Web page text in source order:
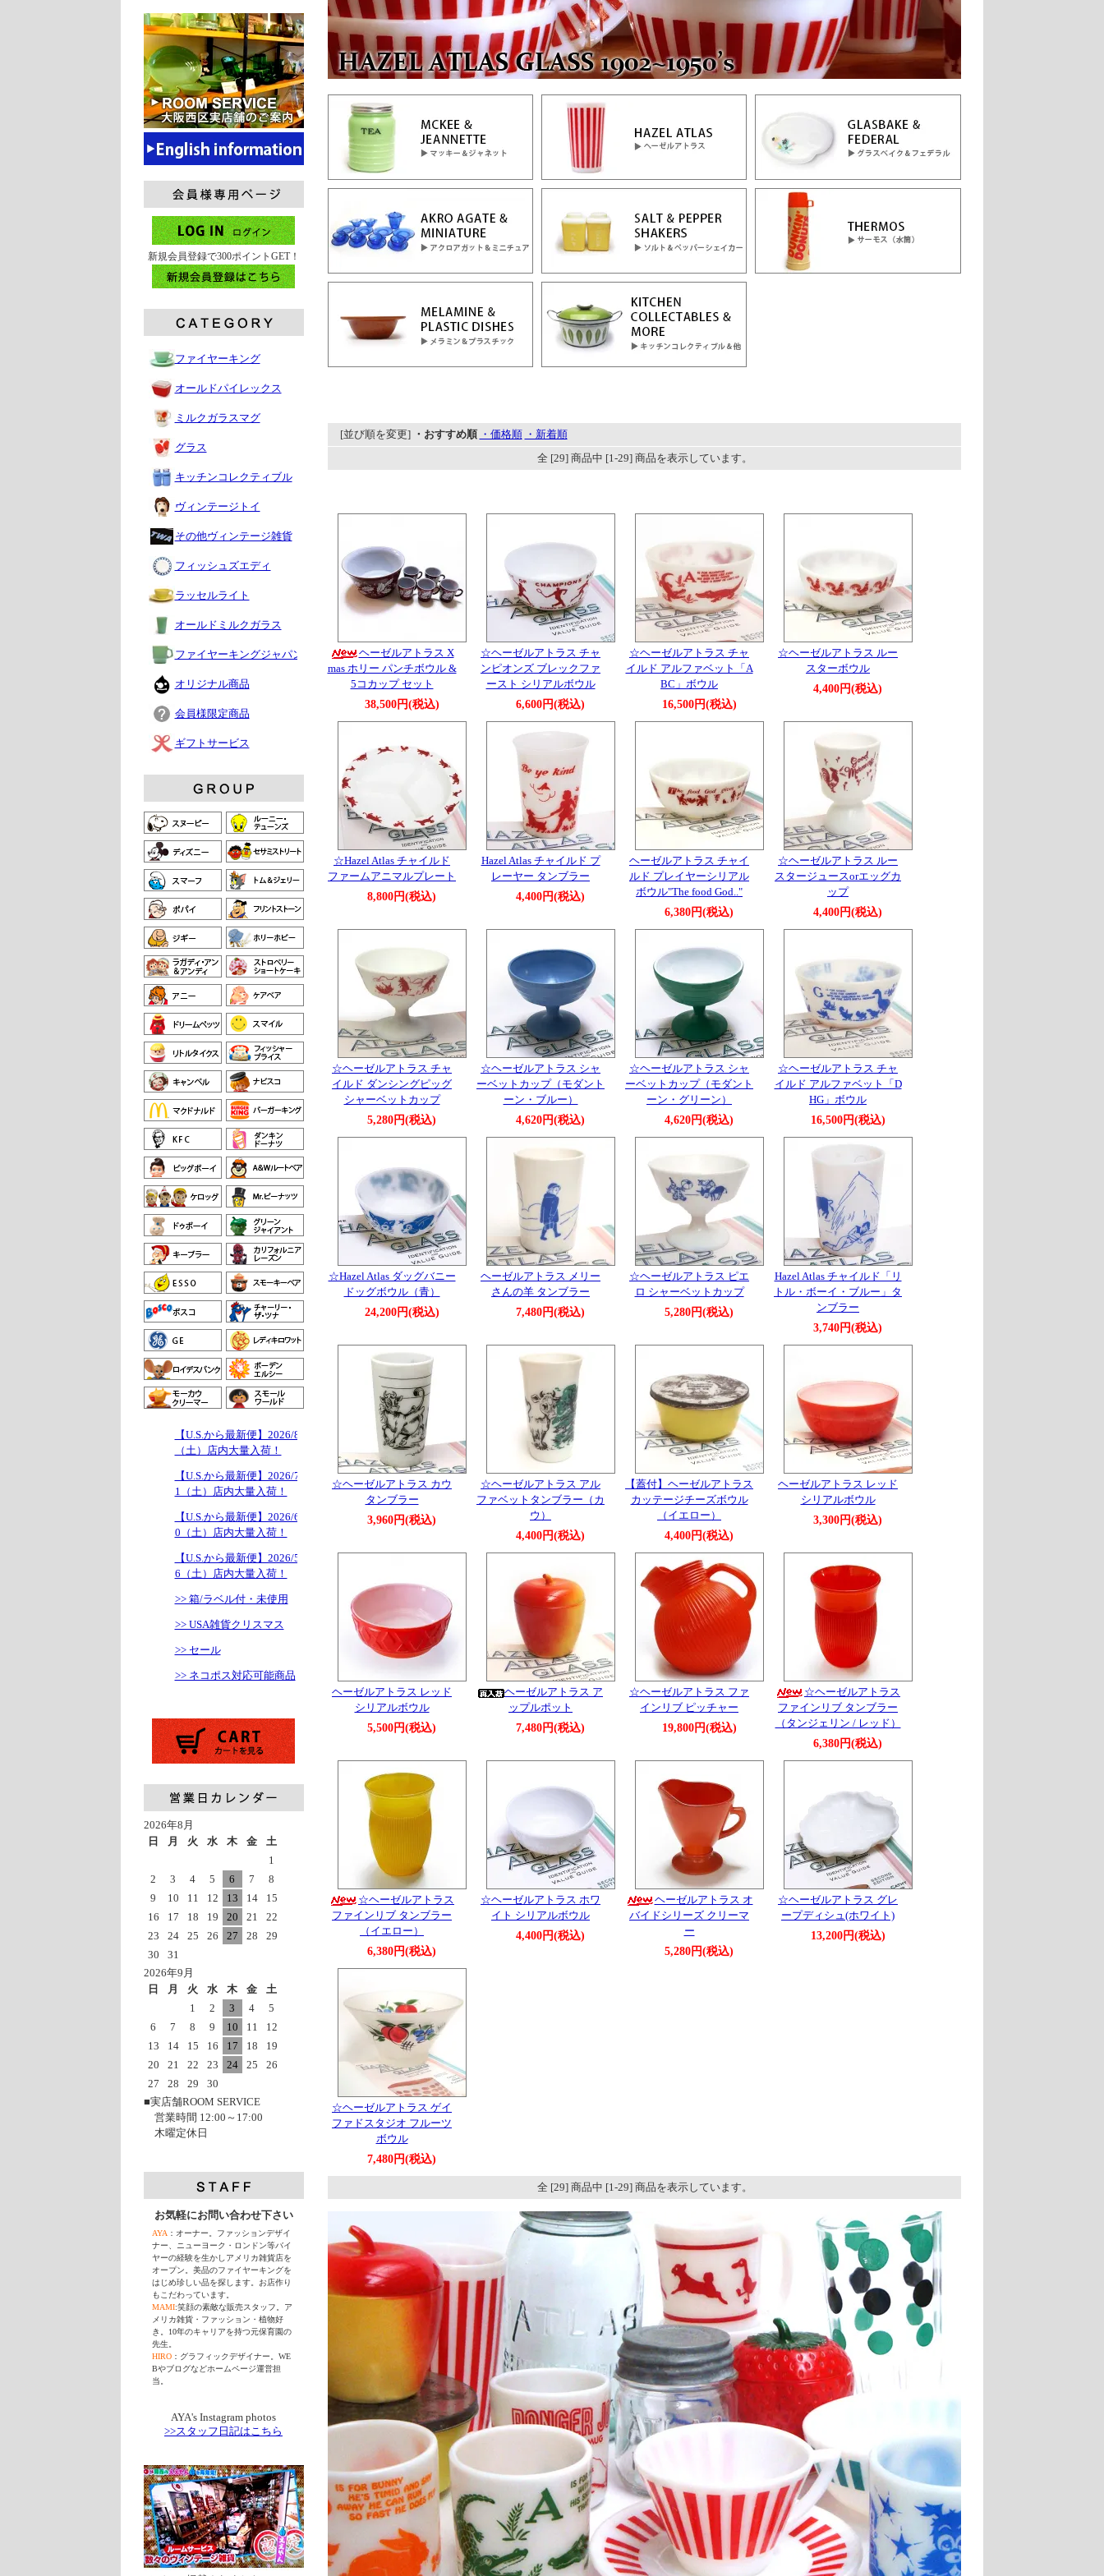
新規会員登録で300ポイントGET！
ファイヤーキング
オールドパイレックス
ミルクガラスマグ
グラス
キッチンコレクティブル
ヴィンテージトイ
その他ヴィンテージ雑貨
フィッシュズエディ
ラッセルライト
オールドミルクガラス
ファイヤーキングジャパン
オリジナル商品
会員様限定商品
ギフトサービス
【U.S.から最新便】2026/8/1
（土）店内大量入荷！
【U.S.から最新便】2026/7/1
1（土）店内大量入荷！
【U.S.から最新便】2026/6/2
0（土）店内大量入荷！
【U.S.から最新便】2026/5/1
6（土）店内大量入荷！
>> 箱/ラベル付・未使用
>> USA雑貨クリスマス
>> セール
>> ネコポス対応可能商品
2026年8月
日
月 火 水 木 金
土
1
2
3 4 5 6 7
8
9
10 11 12 13 14
15
16
17 18 19 20 21
22
23
24 25 26 27 28
29
30
31
2026年9月
日
月 火 水 木 金
土
1
2 3 4
5
6
7 8 9 10 11
12
13
14 15 16 17 18
19
20
21 22 23 24 25
26
27
28 29
30
■実店舗ROOM SERVICE
営業時間 12:00～17:00
木曜定休日
お気軽にお問い合わせ下さい
AYA ：オーナー。ファッションデザイ
ナー、ニューヨーク・ロンドン等バイ
ヤーの経験を生かしアメリカ雑貨店を
オープン。美品のファイヤーキングを
はじめ珍しい品を探します。お店作り
もこだわっています。
MAMI:笑顔の素敵な販売スタッフ。ア
メリカ雑貨・ファッション・植物好
き。10年のキャリアを持つ元保育園の
先生。
HIRO：グラフィックデザイナー。WE
Bやブログなどホームページ運営担
当。
AYA's Instagram photos
>>スタッフ日記はこちら
[並び順を変更] ・おすすめ順 ・価格順 ・新着順
全 [29] 商品中 [1-29] 商品を表示しています。
ヘーゼルアトラス X
mas ホリー パンチボウル &
5コカップ セット
38,500円(税込)
☆ヘーゼルアトラス チャ
ンピオンズ ブレックファ
ースト シリアルボウル
6,600円(税込)
☆ヘーゼルアトラス チャ
イルド アルファベット「A
BC」ボウル
16,500円(税込)
☆ヘーゼルアトラス ルー
スターボウル
4,400円(税込)
☆Hazel Atlas チャイルド
ファームアニマルプレート
8,800円(税込)
Hazel Atlas チャイルド プ
レーヤー タンブラー
4,400円(税込)
ヘーゼルアトラス チャイ
ルド プレイヤーシリアル
ボウル"The food God.."
6,380円(税込)
☆ヘーゼルアトラス ルー
スタージュースorエッグカ
ップ
4,400円(税込)
☆ヘーゼルアトラス チャ
イルド ダンシングピッグ
シャーベットカップ
5,280円(税込)
☆ヘーゼルアトラス シャ
ーベットカップ（モダント
ーン・ブルー）
4,620円(税込)
☆ヘーゼルアトラス シャ
ーベットカップ（モダント
ーン・グリーン）
4,620円(税込)
☆ヘーゼルアトラス チャ
イルド アルファベット「D
HG」ボウル
16,500円(税込)
☆Hazel Atlas ダッグバニー
ドッグボウル（青）
24,200円(税込)
ヘーゼルアトラス メリー
さんの羊 タンブラー
7,480円(税込)
☆ヘーゼルアトラス ピエ
ロ シャーベットカップ
5,280円(税込)
Hazel Atlas チャイルド「リ
トル・ボーイ・ブルー」タ
ンブラー
3,740円(税込)
☆ヘーゼルアトラス カウ
タンブラー
3,960円(税込)
☆ヘーゼルアトラス アル
ファベットタンブラー（カ
ウ）
4,400円(税込)
【蓋付】ヘーゼルアトラス
カッテージチーズボウル
（イエロー）
4,400円(税込)
ヘーゼルアトラス レッド
シリアルボウル
3,300円(税込)
ヘーゼルアトラス レッド
シリアルボウル
5,500円(税込)
ヘーゼルアトラス ア
ップルポット
7,480円(税込)
☆ヘーゼルアトラス ファ
インリブ ピッチャー
19,800円(税込)
☆ヘーゼルアトラス
ファインリブ タンブラー
（タンジェリン / レッド）
6,380円(税込)
☆ヘーゼルアトラス
ファインリブ タンブラー
（イエロー）
6,380円(税込)
☆ヘーゼルアトラス ホワ
イト シリアルボウル
4,400円(税込)
ヘーゼルアトラス オ
バイドシリーズ クリーマ
ー
5,280円(税込)
☆ヘーゼルアトラス グレ
ープディシュ(ホワイト)
13,200円(税込)
☆ヘーゼルアトラス ゲイ
ファドスタジオ フルーツ
ボウル
7,480円(税込)
全 [29] 商品中 [1-29] 商品を表示しています。